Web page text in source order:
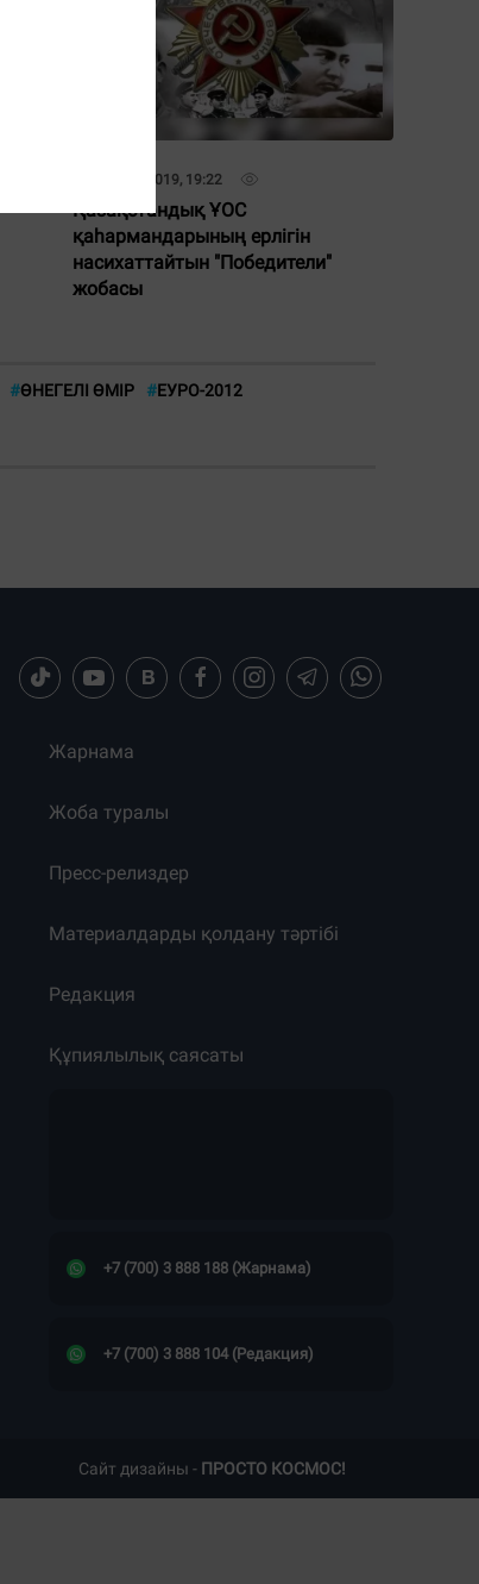
01 Мамыр 2019, 19:22
Қазақстандық ҰОС
қаһармандарының ерлігін
насихаттайтын "Победители"
жобасы
#ӨНЕГЕЛІ ӨМІР #ЕУРО-2012
Жарнама
Жоба туралы
Пресс-релиздер
Материалдарды қолдану тәртібі
Редакция
Құпиялылық саясаты
+7 (700) 3 888 188 (Жарнама)
+7 (700) 3 888 104 (Редакция)
Сайт дизайны - ПРОСТО КОСМОС!